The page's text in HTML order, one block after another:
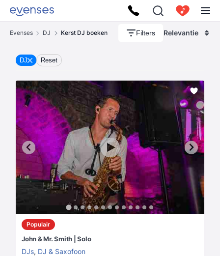
Evenses DJ Kerst DJ boeken Filters Relevantie
DJ Reset
Populair
John & Mr. Smith | Solo
DJs, DJ & Saxofoon